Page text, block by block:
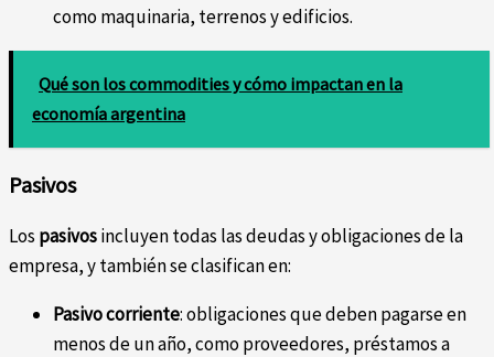
como maquinaria, terrenos y edificios.
Qué son los commodities y cómo impactan en la
economía argentina
Pasivos
Los pasivosincluyen todas las deudas y obligaciones de la
empresa, y también se clasifican en:
Pasivo corriente: obligaciones que deben pagarse en
menos de un año, como proveedores, préstamos a